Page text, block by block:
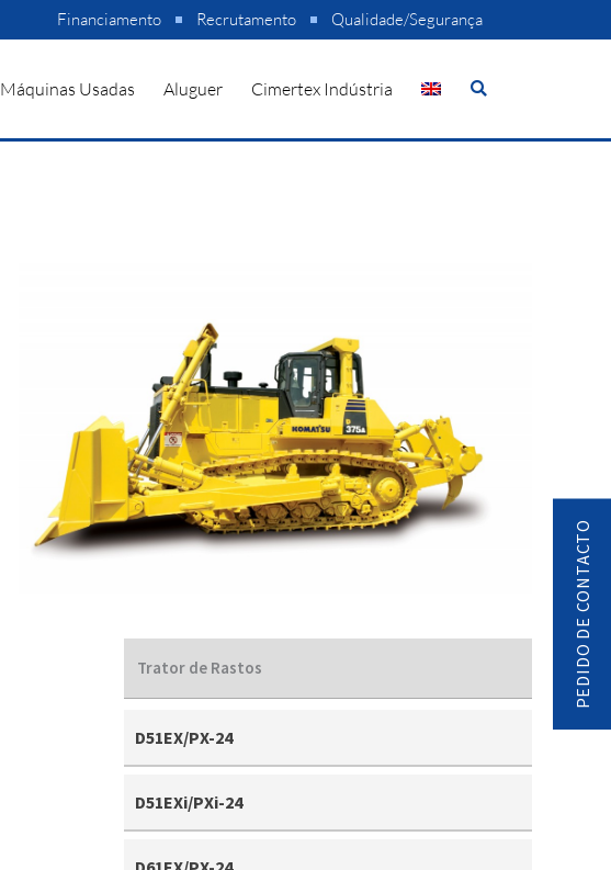
Financiamento Recrutamento Qualidade/Segurança
Máquinas Usadas Aluguer Cimertex Indústria
Trator de Rastos
D51EX/PX-24
D51EXi/PXi-24
PEDIDO DE CONTACTO